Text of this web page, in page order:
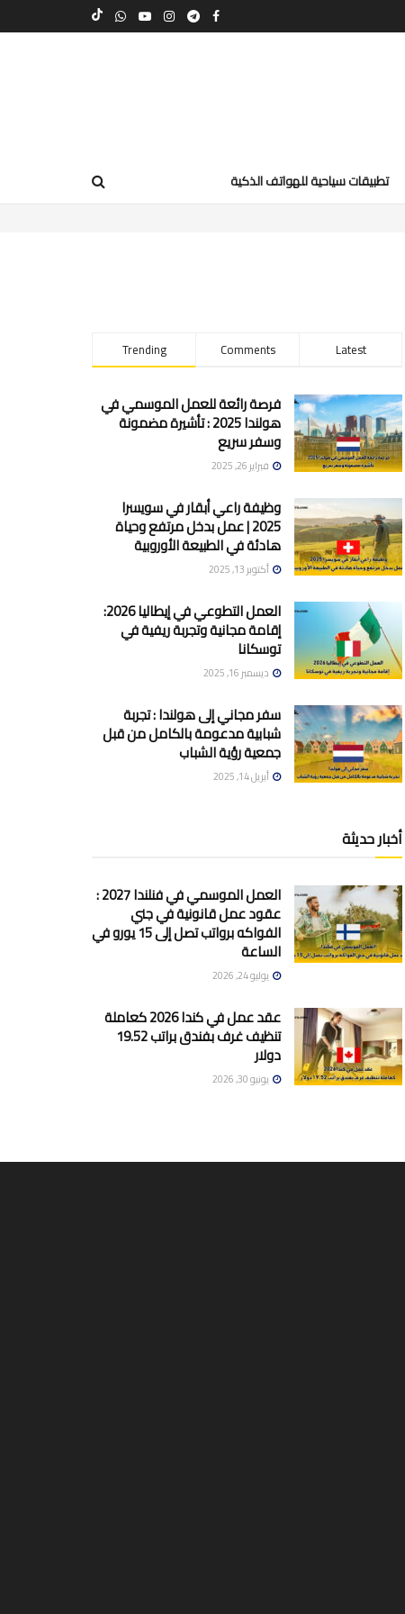
تطبيقات سياحية للهواتف الذكية
Trending Comments Latest
فرصة رائعة للعمل الموسمي في
هولندا 2025 : تأشيرة مضمونة
وسفر سريع
فبراير 26, 2025
وظيفة راعي أبقار في سويسرا
2025 | عمل بدخل مرتفع وحياة
هادئة في الطبيعة الأوروبية
أكتوبر 13, 2025
العمل التطوعي في إيطاليا 2026:
إقامة مجانية وتجربة ريفية في
توسكانا
ديسمبر 16, 2025
سفر مجاني إلى هولندا : تجربة
شبابية مدعومة بالكامل من قبل
جمعية رؤية الشباب
أبريل 14, 2025
أخبار حديثة
العمل الموسمي في فنلندا 2027 :
عقود عمل قانونية في جني
الفواكه برواتب تصل إلى 15 يورو في
الساعة
يوليو 24, 2026
عقد عمل في كندا 2026 كعاملة
تنظيف غرف بفندق براتب 19.52
دولار
يونيو 30, 2026